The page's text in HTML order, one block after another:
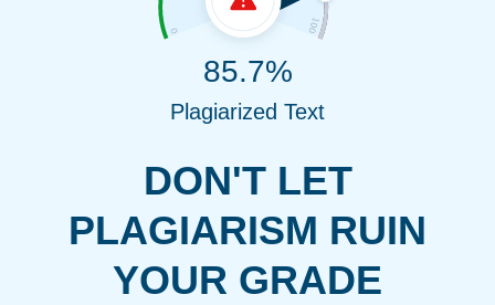
DON'T LET
PLAGIARISM RUIN
YOUR GRADE
85.7%
Plagiarized Text